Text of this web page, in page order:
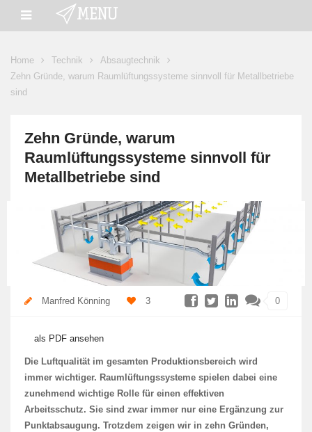
Home Technik
Absaugtechnik
Zehn Gründe, warum Raumlüftungssysteme sinnvoll für Metallbetriebe
sind
Zehn Gründe, warum
Raumlüftungssysteme sinnvoll für
Metallbetriebe sind
Manfred Könning 3 0
als PDF ansehen
Die Luftqualität im gesamten Produktionsbereich wird
immer wichtiger. Raumlüftungssysteme spielen dabei eine
zunehmend wichtige Rolle für einen effektiven
Arbeitsschutz. Sie sind zwar immer nur eine Ergänzung zur
Punktabsaugung. Trotzdem zeigen wir in zehn Gründen,